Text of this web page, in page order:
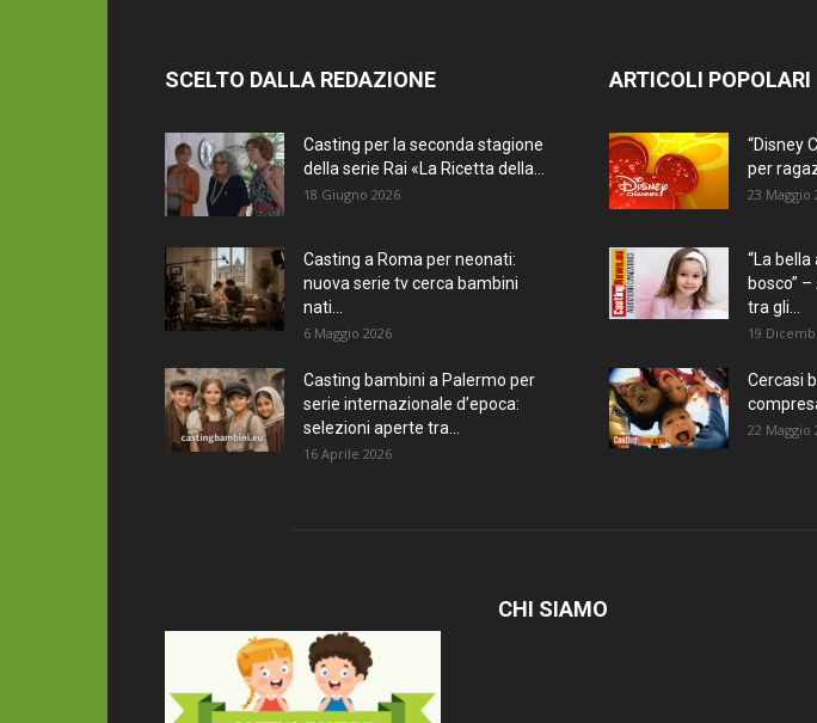
SCELTO DALLA REDAZIONE
Casting per la seconda stagione
della serie Rai «La Ricetta della...
18 Giugno 2026
Casting a Roma per neonati:
nuova serie tv cerca bambini
nati...
6 Maggio 2026
Casting bambini a Palermo per
serie internazionale d’epoca:
selezioni aperte tra...
16 Aprile 2026
ARTICOLI POPOLARI
“Disney
per
23 Maggio
“La
bosco”
tra gli...
19
Cercasi
22 Maggio
CHI SIAMO